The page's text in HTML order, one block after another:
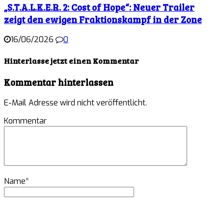
„S.T.A.L.K.E.R. 2: Cost of Hope“: Neuer Trailer
zeigt den ewigen Fraktionskampf in der Zone
16/06/2026 0
Hinterlasse jetzt einen Kommentar
Kommentar hinterlassen
E-Mail Adresse wird nicht veröffentlicht.
Kommentar
Name*